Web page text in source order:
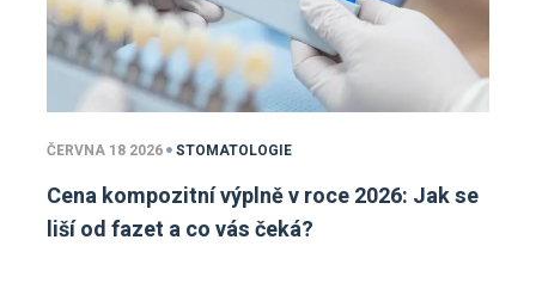
ČERVNA 18 2026 STOMATOLOGIE
Cena kompozitní výplně v roce 2026: Jak se
liší od fazet a co vás čeká?